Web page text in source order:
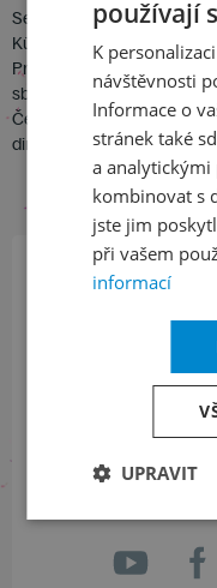
Sergej Kopčák – bas
Kühnův smíšený sbor /
Pražský komorní sbor /
sbm. Pavel Kühn
Česká filharmonie
dir. Vladimir Ashkenazy
a
používají
K
návštěvnosti
Informace o
stránek také
a
kombinovat s
jste jim
při vašem
informací
UPRAVIT